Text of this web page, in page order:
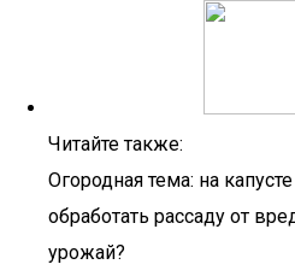
Читайте также:
Огородная тема: на
обработать рассаду от
урожай?